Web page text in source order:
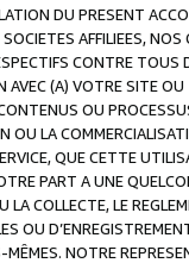
DU PRESENT
AFFILIEES,
CONTRE
AVEC (A) VOTRE SITE
OU
OU LA
QUE CETTE
PART A UNE
LA COLLECTE, LE
OU
NOTRE